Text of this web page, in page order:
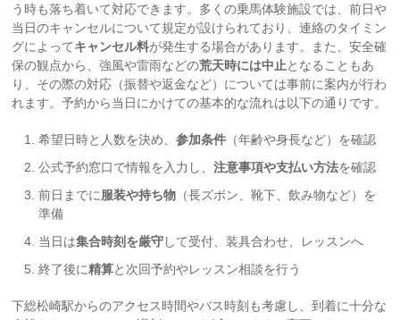
う時も落ち着いて対応できます。多くの乗馬体験施設では、前日や
当日のキャンセルについて規定が設けられており、連絡のタイミン
グによってキャンセル料が発生する場合があります。また、安全確
保の観点から、強風や雷雨などの荒天時には中止となることもあ
り、その際の対応（振替や返金など）については事前に案内が行わ
れます。予約から当日にかけての基本的な流れは以下の通りです。
希望日時と人数を決め、参加条件 （年齢や身長など）を確認
公式予約窓口で情報を入力し、注意事項や支払い方法を確認
前日までに服装や持ち物 （長ズボン、靴下、飲み物など）を
準備
当日は集合時刻を厳守して受付、装具合わせ、レッスンへ
終了後に精算と次回予約やレッスン相談を行う
下総松崎駅からのアクセス時間やバス時刻も考慮し、到着に十分な